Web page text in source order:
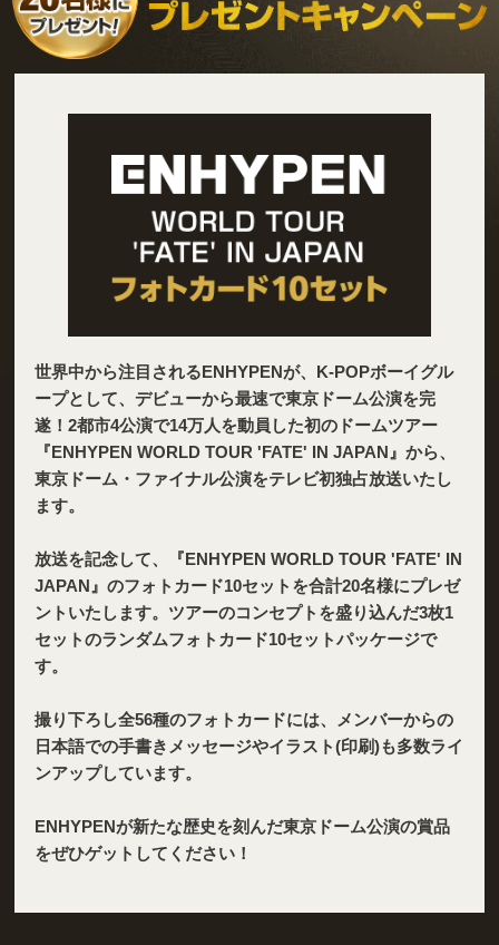
世界中から注目されるENHYPENが、K-POPボーイグル
ープとして、デビューから最速で東京ドーム公演を完
遂！2都市4公演で14万人を動員した初のドームツアー
『ENHYPEN WORLD TOUR 'FATE' IN JAPAN』から、
東京ドーム・ファイナル公演をテレビ初独占放送いたし
ます。
放送を記念して、『ENHYPEN WORLD TOUR 'FATE' IN
JAPAN』のフォトカード10セットを合計20名様にプレゼ
ントいたします。ツアーのコンセプトを盛り込んだ3枚1
セットのランダムフォトカード10セットパッケージで
す。
撮り下ろし全56種のフォトカードには、メンバーからの
日本語での手書きメッセージやイラスト(印刷)も多数ライ
ンアップしています。
ENHYPENが新たな歴史を刻んだ東京ドーム公演の賞品
をぜひゲットしてください！